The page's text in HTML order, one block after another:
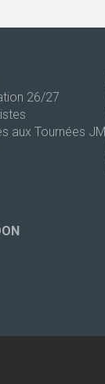
26/27
aux Tournées JM